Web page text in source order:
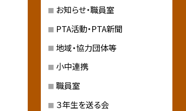
お知らせ・職員室
PTA活動・PTA新聞
地域・協力団体等
小中連携
職員室
３年生を送る会